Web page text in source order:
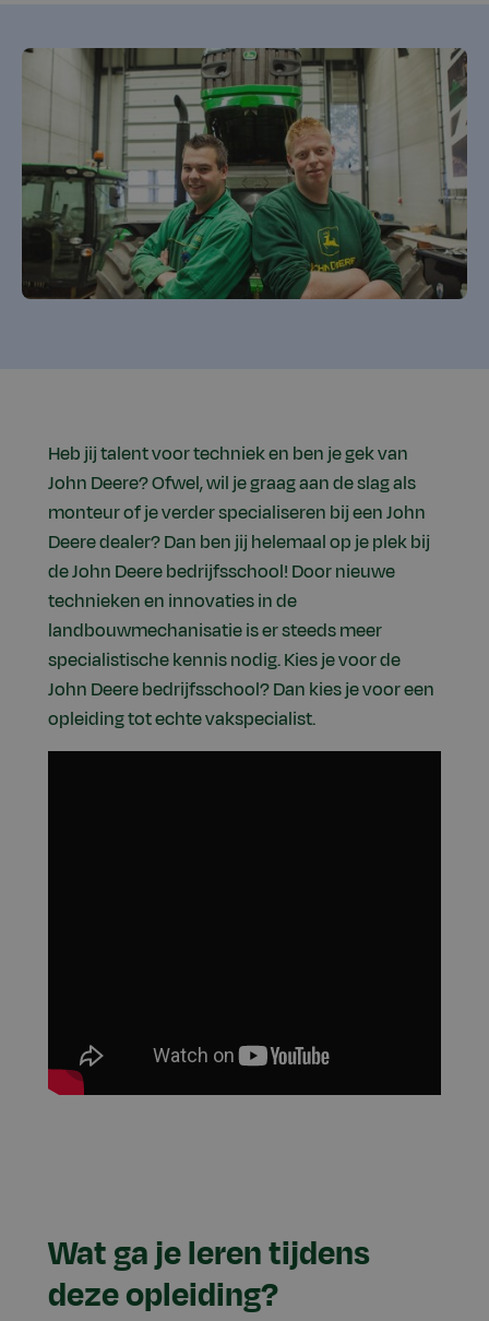
Heb jij talent voor techniek en ben je gek van
John Deere? Ofwel, wil je graag aan de slag als
monteur of je verder specialiseren bij een John
Deere dealer? Dan ben jij helemaal op je plek bij
de John Deere bedrijfsschool! Door nieuwe
technieken en innovaties in de
landbouwmechanisatie is er steeds meer
specialistische kennis nodig. Kies je voor de
John Deere bedrijfsschool? Dan kies je voor een
opleiding tot echte vakspecialist.
Wat ga je leren tijdens
deze opleiding?